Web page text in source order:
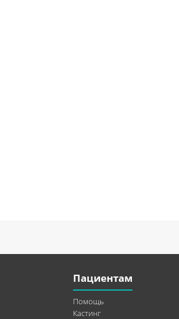
Пациентам
Помощь
Кастинг